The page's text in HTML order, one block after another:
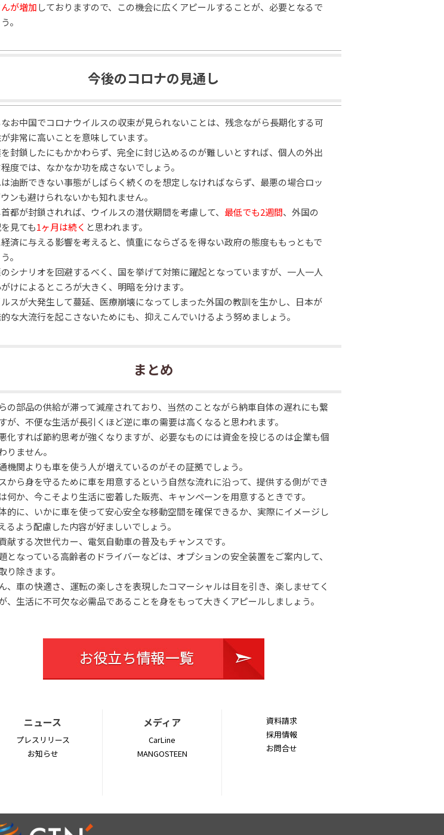
が増加しておりますので、この機会に広くアピールすることが、必要となるで
。
今後のコロナの見通し
お中国でコロナウイルスの収束が見られないことは、残念ながら長期化する可
非常に高いことを意味しています。
封鎖したにもかかわらず、完全に封じ込めるのが難しいとすれば、個人の外出
度では、なかなか功を成さないでしょう。
油断できない事態がしばらく続くのを想定しなければならず、最悪の場合ロッ
ンも避けられないかも知れません。
都が封鎖されれば、ウイルスの潜伏期間を考慮して、 最低でも2週間、外国の
見ても1ヶ月は続く と思われます。
済に与える影響を考えると、慎重にならざるを得ない政府の態度ももっともで
。
シナリオを回避するべく、国を挙げて対策に躍起となっていますが、一人一人
けによるところが大きく、明暗を分けます。
スが大発生して蔓延、医療崩壊になってしまった外国の教訓を生かし、日本が
な大流行を起こさないためにも、抑えこんでいけるよう努めましょう。
まとめ
の部品の供給が滞って減産されており、当然のことながら納車自体の遅れにも繋
が、不便な生活が長引くほど逆に車の需要は高くなると思われます。
化すれば節約思考が強くなりますが、必要なものには資金を投じるのは企業も個
りません。
機関よりも車を使う人が増えているのがその証拠でしょう。
から身を守るために車を用意するという自然な流れに沿って、提供する側ができ
何か、今こそより生活に密着した販売、キャンペーンを用意するときです。
的に、いかに車を使って安心安全な移動空間を確保できるか、実際にイメージし
るよう配慮した内容が好ましいでしょう。
献する次世代カー、電気自動車の普及もチャンスです。
となっている高齢者のドライバーなどは、オプションの安全装置をご案内して、
り除きます。
、車の快適さ、運転の楽しさを表現したコマーシャルは目を引き、楽しませてく
、生活に不可欠な必需品であることを身をもって大きくアピールしましょう。
ニュース
プレスリリース
お知らせ
メディア
CarLine
MANGOSTEEN
資料請求
採用情報
お問合せ